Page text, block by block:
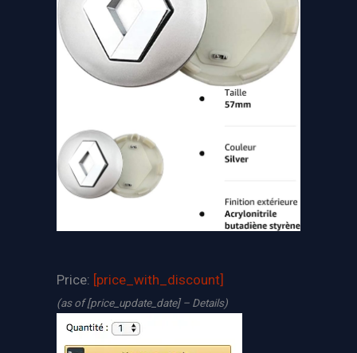
Price: [price_with_discount]
(as of [price_update_date] – Details)